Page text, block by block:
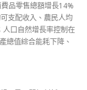
品零售總額增長14%
支配收入、農民人均
口自然增長率控制在
總值綜合能耗下降、